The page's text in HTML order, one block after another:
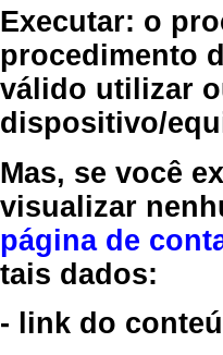
Executar: o
procedimento
válido utilizar
dispositivo/
Mas, se você
visualizar
página de
tais dados:
- link do